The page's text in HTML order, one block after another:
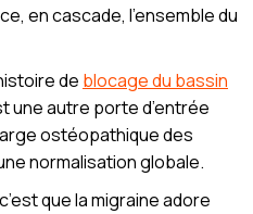
en cascade, l’ensemble du
de blocage du bassin
une autre porte d’entrée
ostéopathique des
normalisation globale.
que la migraine adore